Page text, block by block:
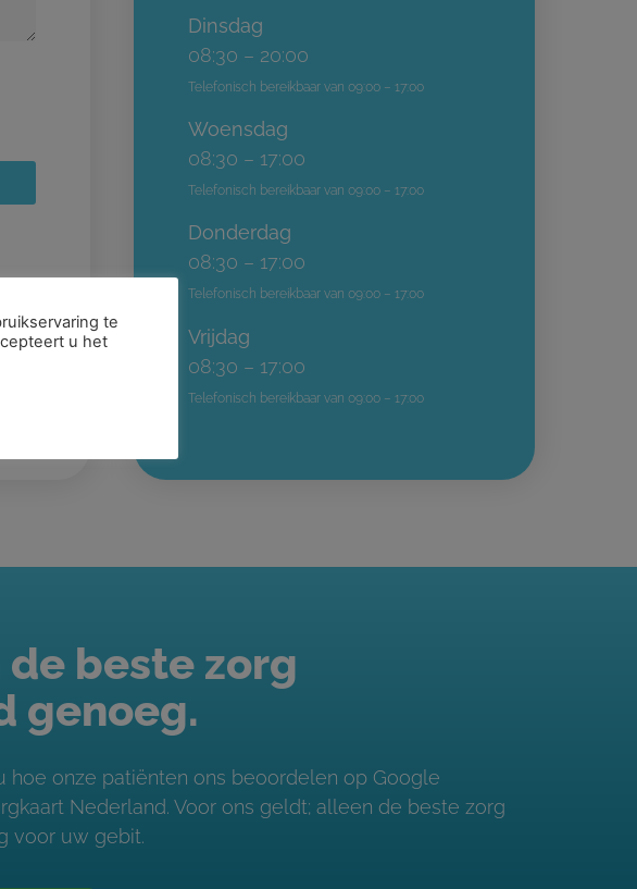
Dinsdag
08:30 – 20:00
Telefonisch bereikbaar van 09:00 – 17:00
Woensdag
08:30 – 17:00
Telefonisch bereikbaar van 09:00 – 17:00
Donderdag
08:30 – 17:00
Telefonisch bereikbaar van 09:00 – 17:00
Vrijdag
08:30 – 17:00
Telefonisch bereikbaar van 09:00 – 17:00
beste zorg
genoeg.
hoe onze patiënten ons beoordelen op Google
Nederland. Voor ons geldt; alleen de beste zorg
voor uw gebit.
te
u het